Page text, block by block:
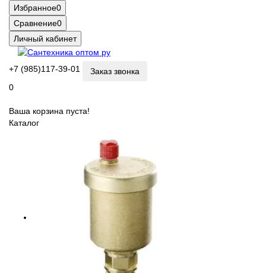
Избранное0
Сравнение0
Личный кабинет
+7 (985)117-39-01
Заказ звонка
0
Ваша корзина пуста!
Каталог